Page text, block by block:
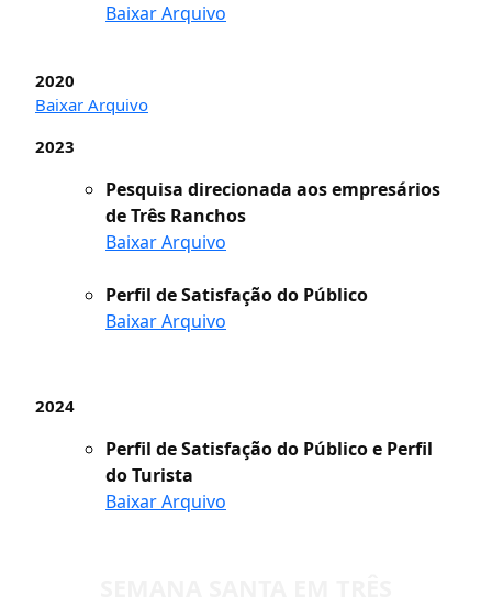
Baixar Arquivo
2020
Baixar Arquivo
2023
Pesquisa direcionada aos empresários
de Três Ranchos
Baixar Arquivo
Perfil de Satisfação do Público
Baixar Arquivo
2024
Perfil de Satisfação do Público e Perfil
do Turista
Baixar Arquivo